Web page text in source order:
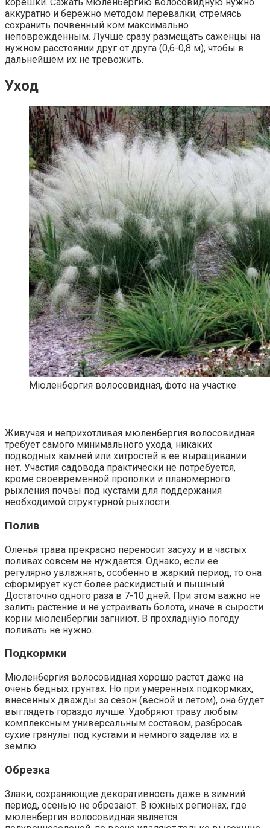
корешки. Сажать мюленбергию волосовидную нужно
аккуратно и бережно методом перевалки, стремясь
сохранить почвенный ком максимально
неповрежденным. Лучше сразу размещать саженцы на
нужном расстоянии друг от друга (0,6-0,8 м), чтобы в
дальнейшем их не тревожить.
Уход
Мюленбергия волосовидная, фото на участке
Живучая и неприхотливая мюленбергия волосовидная
требует самого минимального ухода, никаких
подводных камней или хитростей в ее выращивании
нет. Участия садовода практически не потребуется,
кроме своевременной прополки и планомерного
рыхления почвы под кустами для поддержания
необходимой структурной рыхлости.
Полив
Оленья трава прекрасно переносит засуху и в частых
поливах совсем не нуждается. Однако, если ее
регулярно увлажнять, особенно в жаркий период, то она
сформирует куст более раскидистый и пышный.
Достаточно одного раза в 7-10 дней. При этом важно не
залить растение и не устраивать болота, иначе в сырости
корни мюленбергии загниют. В прохладную погоду
поливать не нужно.
Подкормки
Мюленбергия волосовидная хорошо растет даже на
очень бедных грунтах. Но при умеренных подкормках,
внесенных дважды за сезон (весной и летом), она будет
выглядеть гораздо лучше. Удобряют траву любым
комплексным универсальным составом, разбросав
сухие гранулы под кустами и немного заделав их в
землю.
Обрезка
Злаки, сохраняющие декоративность даже в зимний
период, осенью не обрезают. В южных регионах, где
мюленбергия волосовидная является